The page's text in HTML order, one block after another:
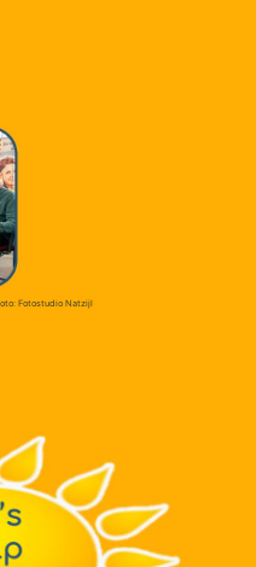
Fotostudio Natzijl